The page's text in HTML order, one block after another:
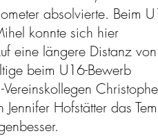
absolvierte. Beim
konnte sich hier
eine längere Distanz
beim U16-Bewerb
Hofstätter das